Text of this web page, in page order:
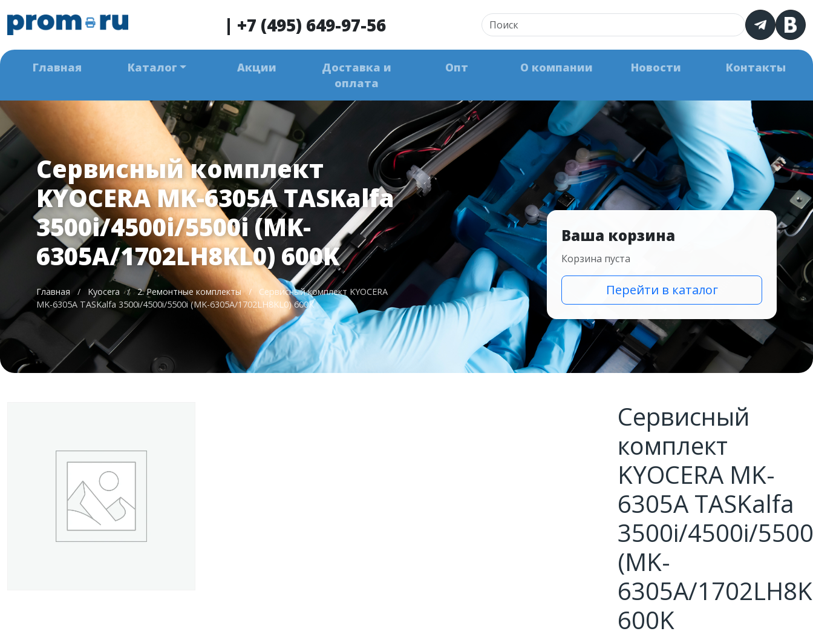
| +7 (495) 649-97-56
Главная Каталог Акции
Доставка и
оплата
Опт О компании Новости Контакты
Сервисный комплект
KYOCERA MK-6305A TASKalfa
3500i/4500i/5500i (MK-
6305A/1702LH8KL0) 600K
Главная / Kyocera / 2. Ремонтные комплекты /
Сервисный комплект KYOCERA
MK-6305A TASKalfa 3500i/4500i/5500i (MK-6305A/1702LH8KL0) 600K
Ваша корзина
Корзина пуста
Перейти в каталог
Сервисный
комплект
KYOCERA MK-
6305A TASKalfa
3500i/4500i/
(MK-
6305A/
600K